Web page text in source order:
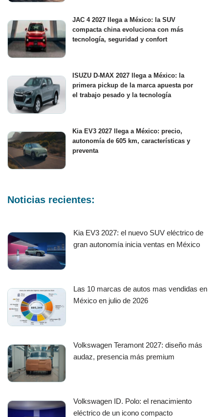
JAC 4 2027 llega a México: la SUV
compacta china evoluciona con más
tecnología, seguridad y confort
ISUZU D-MAX 2027 llega a México: la
primera pickup de la marca apuesta por
el trabajo pesado y la tecnología
Kia EV3 2027 llega a México: precio,
autonomía de 605 km, características y
preventa
Noticias recientes:
Kia EV3 2027: el nuevo SUV eléctrico de
gran autonomía inicia ventas en México
Las 10 marcas de autos mas vendidas en
México en julio de 2026
Volkswagen Teramont 2027: diseño más
audaz, presencia más premium
Volkswagen ID. Polo: el renacimiento
eléctrico de un icono compacto